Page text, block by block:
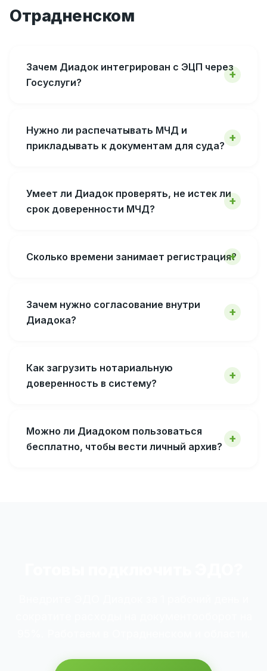
Отрадненском
Зачем Диадок интегрирован с ЭЦП через
Госуслуги?
Нужно ли распечатывать МЧД и
прикладывать к документам для суда?
Умеет ли Диадок проверять, не истек ли
срок доверенности МЧД?
Сколько времени занимает регистрация?
Зачем нужно согласование внутри
Диадока?
Как загрузить нотариальную
доверенность в систему?
Можно ли Диадоком пользоваться
бесплатно, чтобы вести личный архив?